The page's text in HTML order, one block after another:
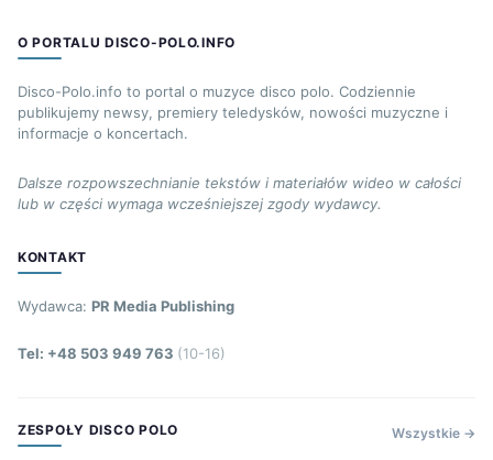
O PORTALU DISCO-POLO.INFO
Disco-Polo.info to portal o muzyce disco polo. Codziennie
publikujemy newsy, premiery teledysków, nowości muzyczne i
informacje o koncertach.
Dalsze rozpowszechnianie tekstów i materiałów wideo w całości
lub w części wymaga wcześniejszej zgody wydawcy.
KONTAKT
Wydawca: PR Media Publishing
Tel: +48 503 949 763 (10-16)
ZESPOŁY DISCO POLO Wszystkie →